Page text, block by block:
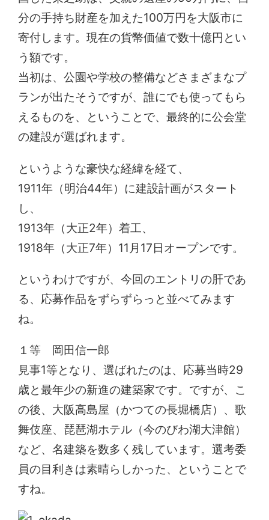
分の手持ち財産を加えた100万円を大阪市に
寄付します。現在の貨幣価値で数十億円とい
う額です。
当初は、公園や学校の整備などさまざまなプ
ランが出たそうですが、誰にでも使ってもら
えるものを、ということで、最終的に公会堂
の建設が選ばれます。
というような豪快な経緯を経て、
1911年（明治44年）に建設計画がスタート
し、
1913年（大正2年）着工、
1918年（大正7年）11月17日オープンです。
というわけですが、今回のエントリの肝であ
る、応募作品をずらずらっと並べてみます
ね。
１等 岡田信一郎
見事1等となり、選ばれたのは、応募当時29
歳と最年少の新進の建築家です。ですが、こ
の後、大阪高島屋（かつての長堀橋店）、歌
舞伎座、琵琶湖ホテル（今のびわ湖大津館）
など、名建築を数多く残しています。選考委
員の目利きは素晴らしかった、ということで
すね。